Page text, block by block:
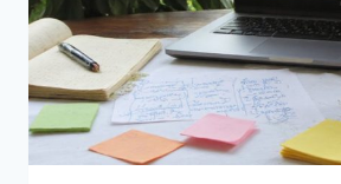
PAS
L’ÉCOLE